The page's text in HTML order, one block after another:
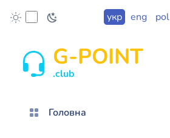
укр eng pol
G-POINT
.club
Головна